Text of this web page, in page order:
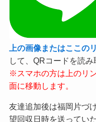
上の画像またはここの
して、QRコードを読み
※スマホの方は上のリ
面に移動します。
友達追加後は福岡片づ
望回収日時を送ってい